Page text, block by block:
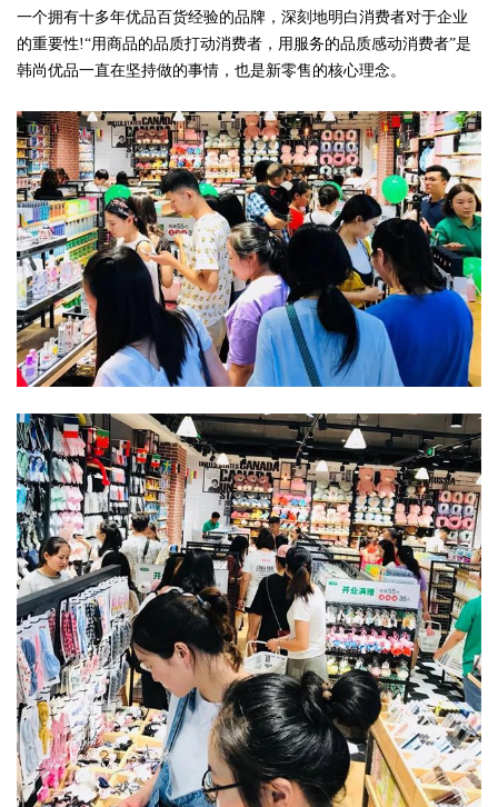
一个拥有十多年优品百货经验的品牌，深刻地明白消费者对于企业
的重要性!“用商品的品质打动消费者，用服务的品质感动消费者”是
韩尚优品一直在坚持做的事情，也是新零售的核心理念。